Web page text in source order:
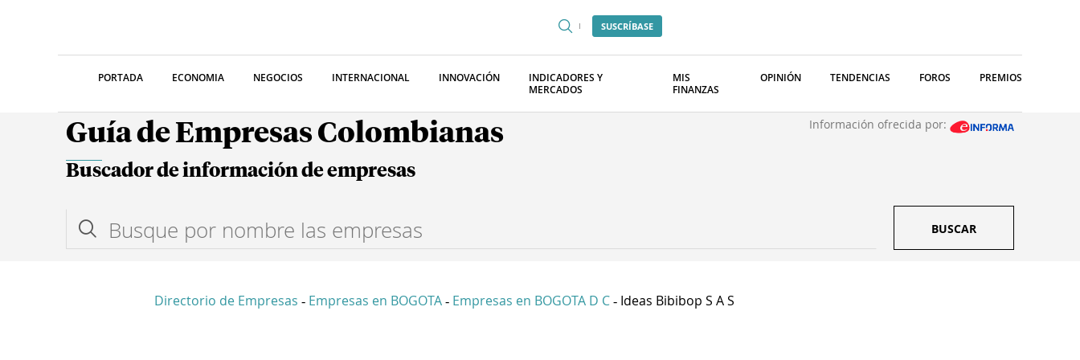
SUSCRÍBASE
PORTADA ECONOMIA NEGOCIOS INTERNACIONAL INNOVACIÓN
INDICADORES Y
MERCADOS
MIS
FINANZAS
OPINIÓN TENDENCIAS FOROS PREMIOS
Guía de Empresas Colombianas Información ofrecida por:
Buscador de información de empresas
BUSCAR
Directorio de Empresas - Empresas en BOGOTA - Empresas en BOGOTA D C - Ideas Bibibop S A S